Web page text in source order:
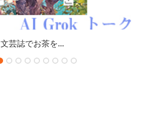
文芸誌でお茶を...